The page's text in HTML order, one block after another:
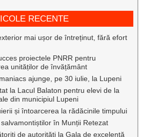
RECENTE
mai ușor de întreținut, fără efort
proiectele PNRR pentru
unităților de învățământ
ajunge, pe 30 iulie, la Lupeni
la Lacul Balaton pentru elevi de la
din municipiul Lupeni
și întoarcerea la rădăcinile timpului
în Munții Retezat
de autorități la Gala de excelenţă